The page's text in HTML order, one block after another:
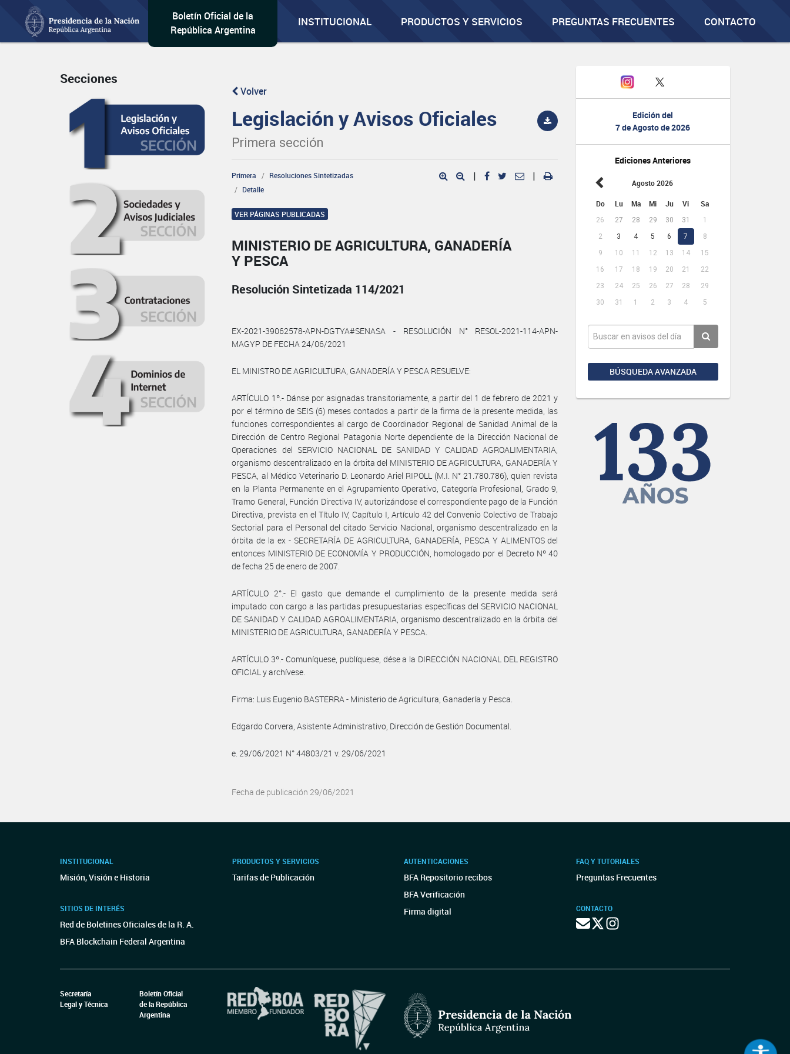
Boletín Oficial de la
República Argentina
INSTITUCIONAL PRODUCTOS Y SERVICIOS PREGUNTAS FRECUENTES CONTACTO
Edición del
7 de Agosto de 2026
Ediciones Anteriores
Agosto 2026
Do Lu Ma Mi Ju Vi Sa
26 27 28 29 30 31
1
2
3 4 5 6 7
8
9
10 11 12 13 14
15
16
17 18 19 20 21
22
23
24 25 26 27 28
29
30
31 1 2 3 4 5
BÚSQUEDA AVANZADA
Secciones
Volver
Legislación y Avisos Oficiales
Primera sección
Primera
Resoluciones Sintetizadas
Detalle
| |
VER PÁGINAS PUBLICADAS
MINISTERIO DE AGRICULTURA, GANADERÍA
Y PESCA
Resolución Sintetizada 114/2021
EX-2021-39062578-APN-DGTYA#SENASA - RESOLUCIÓN N° RESOL-2021-114-APN-
MAGYP DE FECHA 24/06/2021
EL MINISTRO DE AGRICULTURA, GANADERÍA Y PESCA RESUELVE:
ARTÍCULO 1º.- Dánse por asignadas transitoriamente, a partir del 1 de febrero de 2021 y
por el término de SEIS (6) meses contados a partir de la firma de la presente medida, las
funciones correspondientes al cargo de Coordinador Regional de Sanidad Animal de la
Dirección de Centro Regional Patagonia Norte dependiente de la Dirección Nacional de
Operaciones del SERVICIO NACIONAL DE SANIDAD Y CALIDAD AGROALIMENTARIA,
organismo descentralizado en la órbita del MINISTERIO DE AGRICULTURA, GANADERÍA Y
PESCA, al Médico Veterinario D. Leonardo Ariel RIPOLL (M.I. N° 21.780.786), quien revista
en la Planta Permanente en el Agrupamiento Operativo, Categoría Profesional, Grado 9,
Tramo General, Función Directiva IV, autorizándose el correspondiente pago de la Función
Directiva, prevista en el Título IV, Capítulo I, Artículo 42 del Convenio Colectivo de Trabajo
Sectorial para el Personal del citado Servicio Nacional, organismo descentralizado en la
órbita de la ex - SECRETARÍA DE AGRICULTURA, GANADERÍA, PESCA Y ALIMENTOS del
entonces MINISTERIO DE ECONOMÍA Y PRODUCCIÓN, homologado por el Decreto Nº 40
de fecha 25 de enero de 2007.
ARTÍCULO 2°.- El gasto que demande el cumplimiento de la presente medida será
imputado con cargo a las partidas presupuestarias específicas del SERVICIO NACIONAL
DE SANIDAD Y CALIDAD AGROALIMENTARIA, organismo descentralizado en la órbita del
MINISTERIO DE AGRICULTURA, GANADERÍA Y PESCA.
ARTÍCULO 3º.- Comuníquese, publíquese, dése a la DIRECCIÓN NACIONAL DEL REGISTRO
OFICIAL y archívese.
Firma: Luis Eugenio BASTERRA - Ministerio de Agricultura, Ganadería y Pesca.
Edgardo Corvera, Asistente Administrativo, Dirección de Gestión Documental.
e. 29/06/2021 N° 44803/21 v. 29/06/2021
Fecha de publicación 29/06/2021
INSTITUCIONAL
Misión, Visión e Historia
SITIOS DE INTERÉS
Red de Boletines Oficiales de la R. A.
BFA Blockchain Federal Argentina
PRODUCTOS Y SERVICIOS
Tarifas de Publicación
AUTENTICACIONES
BFA Repositorio recibos
BFA Verificación
Firma digital
FAQ Y TUTORIALES
Preguntas Frecuentes
CONTACTO
Secretaría
Legal y Técnica
Boletín Oficial
de la República
Argentina